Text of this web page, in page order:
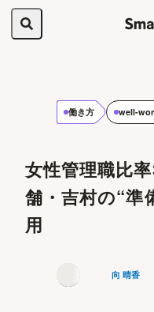
働き方 well-
女性管理職比
舗・吉村の“準
用
向 晴香